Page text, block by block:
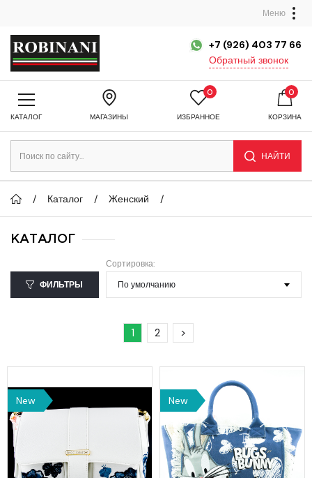
Меню
+7 (926) 403 77 66
Обратный звонок
КАТАЛОГ МАГАЗИНЫ ИЗБРАННОЕ
0
КОРЗИНА
0
НАЙТИ
Каталог Женский
КАТАЛОГ
ФИЛЬТРЫ
Сортировка:
По умолчанию
1 2 >
New New